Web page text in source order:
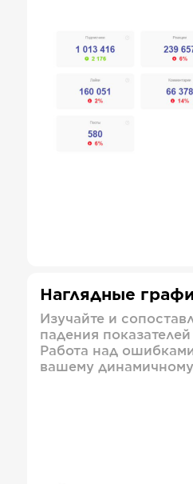
Наглядные
Изучайте и
падения
Работа над
вашему